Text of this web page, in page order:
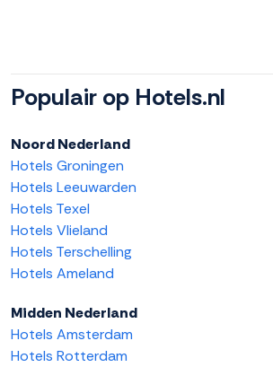
Populair op Hotels.nl
Noord Nederland
Hotels Groningen
Hotels Leeuwarden
Hotels Texel
Hotels Vlieland
Hotels Terschelling
Hotels Ameland
Midden Nederland
Hotels Amsterdam
Hotels Rotterdam